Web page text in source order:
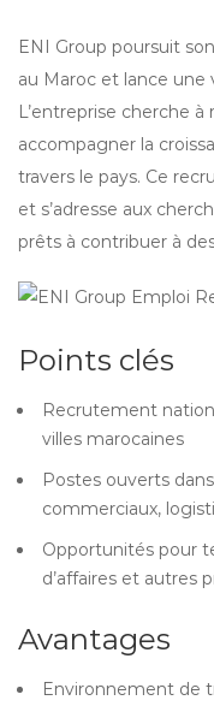
ENI Group poursuit
au Maroc et lance
L’entreprise cherche
accompagner la
travers le pays. Ce
et s’adresse aux
prêts à contribuer à
Points clés
Recrutement
villes marocaines
Postes ouverts
commerciaux,
Opportunités pour
d’affaires et autres
Avantages
Environnement de